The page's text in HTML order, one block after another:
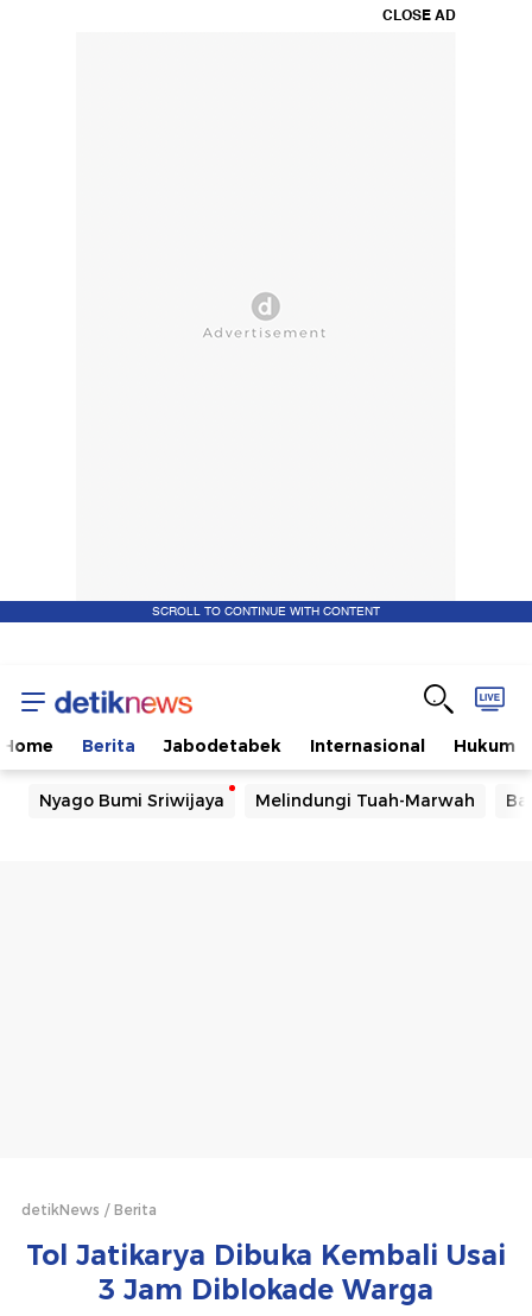
CLOSE AD
SCROLL TO CONTINUE WITH CONTENT
Home Berita Jabodetabek Internasional Hukum
Nyago Bumi Sriwijaya Melindungi Tuah-Marwah
detikNews Berita
Tol Jatikarya Dibuka Kembali Usai
3 Jam Diblokade Warga